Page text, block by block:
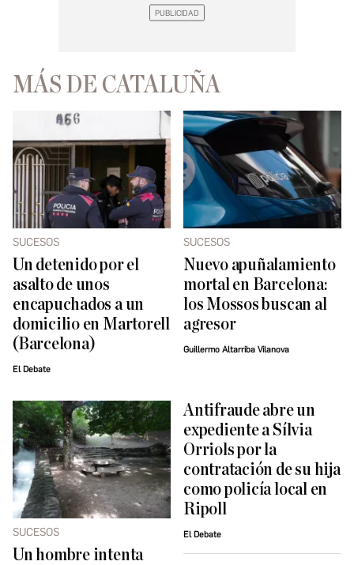
MÁS DE CATALUÑA
SUCESOS
Un detenido por el
asalto de unos
encapuchados a un
domicilio en Martorell
(Barcelona)
El Debate
SUCESOS
Nuevo apuñalamiento
mortal en Barcelona:
los Mossos buscan al
agresor
Guillermo Altarriba Vilanova
SUCESOS
Un hombre intenta
Antifraude abre un
expediente a Sílvia
Orriols por la
contratación de su hija
como policía local en
Ripoll
El Debate